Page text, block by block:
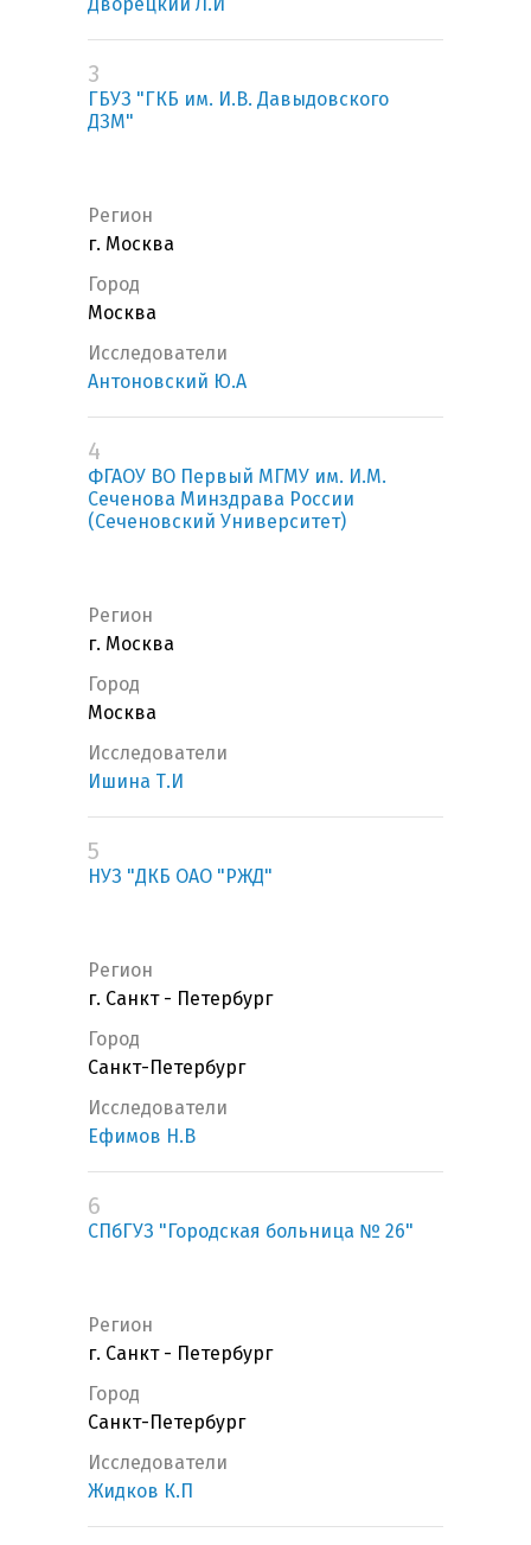
Дворецкий Л.И
3
ГБУЗ "ГКБ им. И.В. Давыдовского
ДЗМ"
Регион
г. Москва
Город
Москва
Исследователи
Антоновский Ю.А
4
ФГАОУ ВО Первый МГМУ им. И.М.
Сеченова Минздрава России
(Сеченовский Университет)
Регион
г. Москва
Город
Москва
Исследователи
Ишина Т.И
5
НУЗ "ДКБ ОАО "РЖД"
Регион
г. Санкт - Петербург
Город
Санкт-Петербург
Исследователи
Ефимов Н.В
6
СПбГУЗ "Городская больница № 26"
Регион
г. Санкт - Петербург
Город
Санкт-Петербург
Исследователи
Жидков К.П